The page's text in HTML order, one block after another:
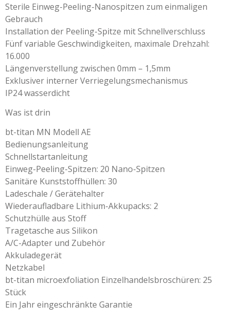
Sterile Einweg-Peeling-Nanospitzen zum einmaligen
Gebrauch
Installation der Peeling-Spitze mit Schnellverschluss
Fünf variable Geschwindigkeiten, maximale Drehzahl:
16.000
Längenverstellung zwischen 0mm – 1,5mm
Exklusiver interner Verriegelungsmechanismus
IP24 wasserdicht
Was ist drin
bt-titan MN Modell AE
Bedienungsanleitung
Schnellstartanleitung
Einweg-Peeling-Spitzen: 20 Nano-Spitzen
Sanitäre Kunststoffhüllen: 30
Ladeschale / Gerätehalter
Wiederaufladbare Lithium-Akkupacks: 2
Schutzhülle aus Stoff
Tragetasche aus Silikon
A/C-Adapter und Zubehör
Akkuladegerät
Netzkabel
bt-titan microexfoliation Einzelhandelsbroschüren: 25
Stück
Ein Jahr eingeschränkte Garantie